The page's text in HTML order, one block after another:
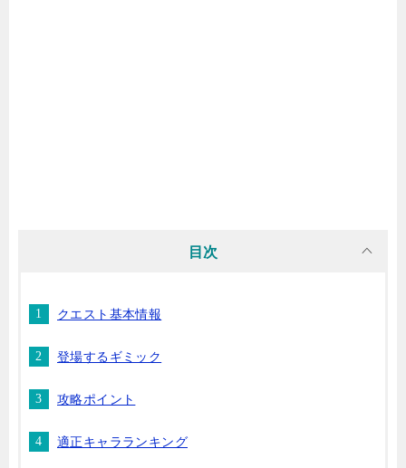
目次
クエスト基本情報
登場するギミック
攻略ポイント
適正キャラランキング